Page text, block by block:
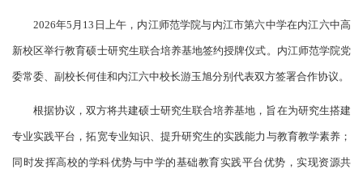
2026年5月13日上午，内江师范学院与内江市第六中学在内江六中高
新校区举行教育硕士研究生联合培养基地签约授牌仪式。内江师范学院党
委常委、副校长何佳和内江六中校长游玉旭分别代表双方签署合作协议。
根据协议，双方将共建硕士研究生联合培养基地，旨在为研究生搭建
专业实践平台，拓宽专业知识、提升研究生的实践能力与教育教学素养；
同时发挥高校的学科优势与中学的基础教育实践平台优势，实现资源共